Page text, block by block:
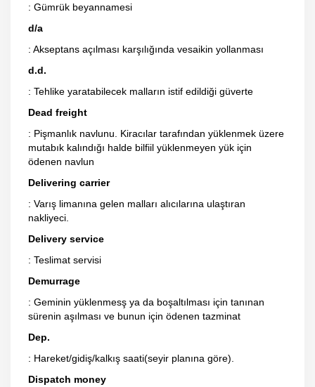
: Gümrük beyannamesi
d/a
: Akseptans açılması karşılığında vesaikin yollanması
d.d.
: Tehlike yaratabilecek malların istif edildiği güverte
Dead freight
: Pişmanlık navlunu. Kiracılar tarafından yüklenmek üzere
mutabık kalındığı halde bilfiil yüklenmeyen yük için
ödenen navlun
Delivering carrier
: Varış limanına gelen malları alıcılarına ulaştıran
nakliyeci.
Delivery service
: Teslimat servisi
Demurrage
: Geminin yüklenmesş ya da boşaltılması için tanınan
sürenin aşılması ve bunun için ödenen tazminat
Dep.
: Hareket/gidiş/kalkış saati(seyir planına göre).
Dispatch money